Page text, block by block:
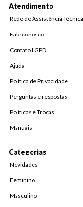
Atendimento
Rede de Assistência Técnica
Fale conosco
Contato LGPD
Ajuda
Política de Privacidade
Perguntas e respostas
Políticas e Trocas
Manuais
Categorias
Novidades
Feminino
Masculino